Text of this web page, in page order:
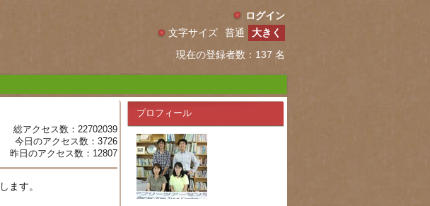
ログイン
現在の登録者数：137 名
文字サイズ 普通 大きく
総アクセス数：22702039
今日のアクセス数：3726
昨日のアクセス数：12807
ます。
プロフィール